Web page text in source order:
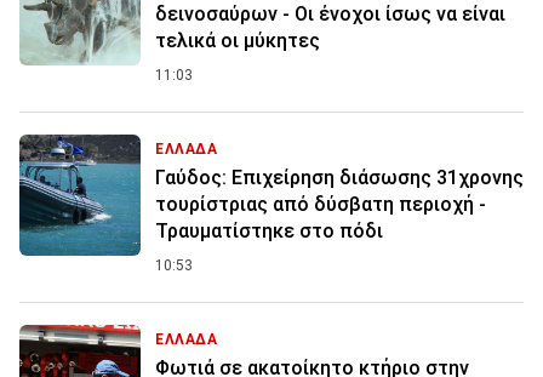
δεινοσαύρων - Οι ένοχοι ίσως να είναι
τελικά οι μύκητες
11:03
ΕΛΛΑΔΑ
Γαύδος: Επιχείρηση διάσωσης 31χρονης
τουρίστριας από δύσβατη περιοχή -
Τραυματίστηκε στο πόδι
10:53
ΕΛΛΑΔΑ
Φωτιά σε ακατοίκητο κτήριο στην